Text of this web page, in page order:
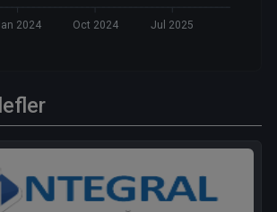
2024 Oct 2024 Jul 2025